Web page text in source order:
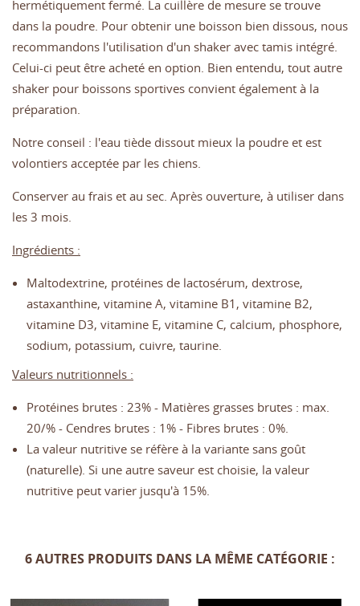
hermétiquement fermé. La cuillère de mesure se trouve
dans la poudre. Pour obtenir une boisson bien dissous, nous
recommandons l'utilisation d'un shaker avec tamis intégré.
Celui-ci peut être acheté en option. Bien entendu, tout autre
shaker pour boissons sportives convient également à la
préparation.
Notre conseil : l'eau tiède dissout mieux la poudre et est
volontiers acceptée par les chiens.
Conserver au frais et au sec. Après ouverture, à utiliser dans
les 3 mois.
Ingrédients :
Maltodextrine, protéines de lactosérum, dextrose,
astaxanthine, vitamine A, vitamine B1, vitamine B2,
vitamine D3, vitamine E, vitamine C, calcium, phosphore,
sodium, potassium, cuivre, taurine.
Valeurs nutritionnels :
Protéines brutes : 23% - Matières grasses brutes : max.
20/% - Cendres brutes : 1% - Fibres brutes : 0%.
La valeur nutritive se réfère à la variante sans goût
(naturelle). Si une autre saveur est choisie, la valeur
nutritive peut varier jusqu'à 15%.
6 AUTRES PRODUITS DANS LA MÊME CATÉGORIE :